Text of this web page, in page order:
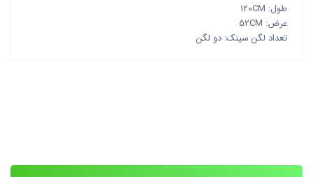
طول: 120CM
عرض: 52CM
تعداد لگن سینک: دو لگن